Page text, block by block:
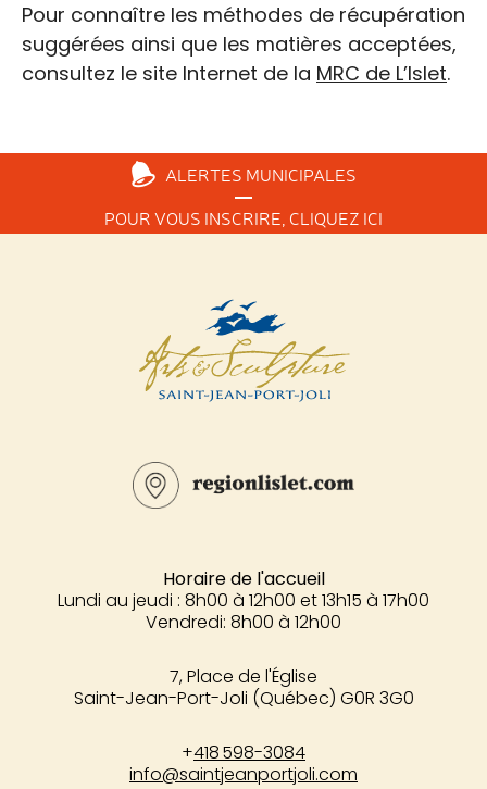
Pour connaître les méthodes de récupération
suggérées ainsi que les matières acceptées,
consultez le site Internet de la MRC de L’Islet.
ALERTES MUNICIPALES
POUR VOUS INSCRIRE, CLIQUEZ ICI
Horaire de l'accueil
Lundi au jeudi : 8h00 à 12h00 et 13h15 à 17h00
Vendredi: 8h00 à 12h00
7, Place de l'Église
Saint-Jean-Port-Joli (Québec) G0R 3G0
+418 598-3084
info@saintjeanportjoli.com